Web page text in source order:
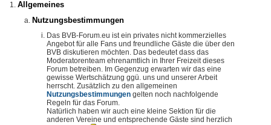
Allgemeines
Nutzungsbestimmungen
Das BVB-Forum.eu ist ein privates nicht kommerzielles
Angebot für alle Fans und freundliche Gäste die über den
BVB diskutieren möchten. Das bedeutet dass das
Moderatorenteam ehrenamtlich in Ihrer Freizeit dieses
Forum betreiben. Im Gegenzug erwarten wir das eine
gewisse Wertschätzung ggü. uns und unserer Arbeit
herrscht. Zusätzlich zu den allgemeinen
Nutzungsbestimmungen gelten noch nachfolgende
Regeln für das Forum.
Natürlich haben wir auch eine kleine Sektion für die
anderen Vereine und entsprechende Gäste sind herzlich